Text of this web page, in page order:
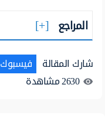
المراجع
شارك المقالة فيسبوك
2630مشاهدة